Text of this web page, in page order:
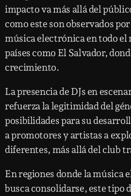
impacto va más allá del
como este son observados
música electrónica en todo
países como El Salvador,
crecimiento.
La presencia de DJs en
refuerza la legitimidad del
posibilidades para su
a promotores y artistas a
diferentes, más allá del club
En regiones donde la música
busca consolidarse, este tipo